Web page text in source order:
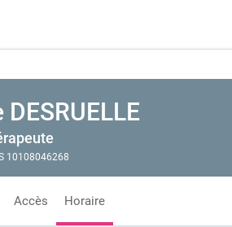
10108046268
Accès Horaire